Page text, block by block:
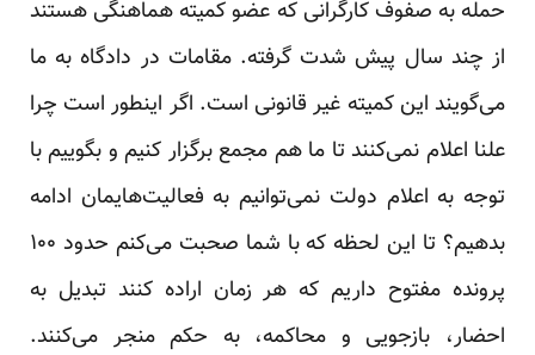
حمله به صفوف کارگرانی که عضو کمیته هماهنگی هستند
از چند سال پیش شدت گرفته. مقامات در دادگاه به ما
می‌گویند این کمیته غیر قانونی است. اگر اینطور است چرا
علنا اعلام نمی‌کنند تا ما هم مجمع برگزار کنیم و بگوییم با
توجه به اعلام دولت نمی‌توانیم به فعالیت‌هایمان ادامه
بدهیم؟ تا این لحظه که با شما صحبت می‌کنم حدود ۱۰۰
پرونده مفتوح داریم که هر زمان اراده کنند تبدیل به
احضار، بازجویی و محاکمه، به حکم منجر می‌کنند.